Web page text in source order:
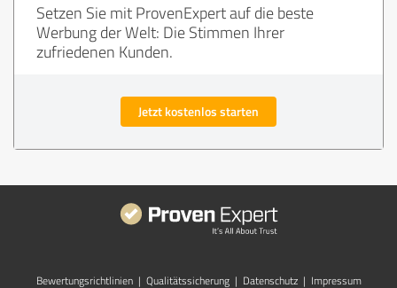
Setzen Sie mit ProvenExpert auf die beste
Werbung der Welt: Die Stimmen Ihrer
zufriedenen Kunden.
Jetzt kostenlos starten
Bewertungs­richtlinien | Qualitätssicherung | Datenschutz | Impressum